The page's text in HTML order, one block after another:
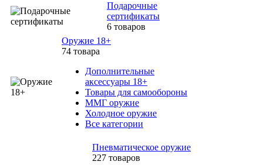
Подарочные
сертификаты
6 товаров
Оружие 18+
74 товара
Дополнительные
аксессуары 18+
Товары для самообороны
ММГ оружие
Холодное оружие
Все категории
Пневматическое оружие
227 товаров